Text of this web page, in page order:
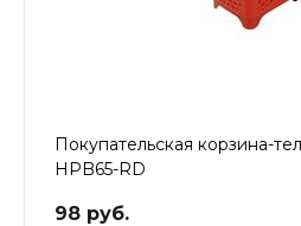
Покупательская корзина-
HPB65-RD
98 руб.